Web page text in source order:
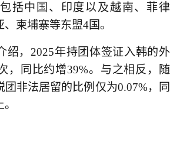
括中国、印度以及越南、菲律
柬埔寨等东盟4国。
绍，2025年持团体签证入韩的外
，同比约增39%。与之相反，随
团非法居留的比例仅为0.07%，同